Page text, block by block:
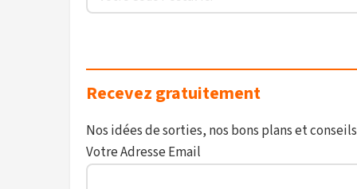
Recevez gratuitement
Nos idées de sorties, nos bons plans et
Votre Adresse Email